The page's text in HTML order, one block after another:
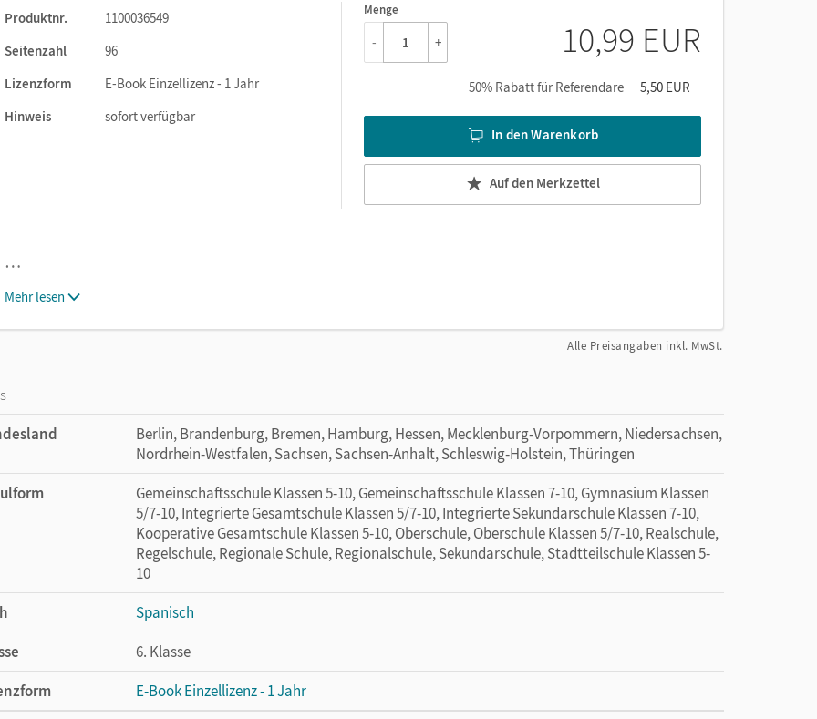
Produktnr.
1100036549
Seitenzahl
96
Lizenzform
E-Book Einzellizenz - 1 Jahr
Hinweis
sofort verfügbar
Menge
1
- + 10,99 EUR
50% Rabatt für Referendare 5,50 EUR
In den Warenkorb
Auf den Merkzettel
…
Mehr lesen
Alle Preisangaben inkl. MwSt.
Berlin, Brandenburg, Bremen, Hamburg, Hessen, Mecklenburg-Vorpommern, Niedersachsen,
Nordrhein-Westfalen, Sachsen, Sachsen-Anhalt, Schleswig-Holstein, Thüringen
Gemeinschaftsschule Klassen 5-10, Gemeinschaftsschule Klassen 7-10, Gymnasium Klassen
5/7-10, Integrierte Gesamtschule Klassen 5/7-10, Integrierte Sekundarschule Klassen 7-10,
Kooperative Gesamtschule Klassen 5-10, Oberschule, Oberschule Klassen 5/7-10, Realschule,
Regelschule, Regionale Schule, Regionalschule, Sekundarschule, Stadtteilschule Klassen 5-
10
Spanisch
6. Klasse
E-Book Einzellizenz - 1 Jahr